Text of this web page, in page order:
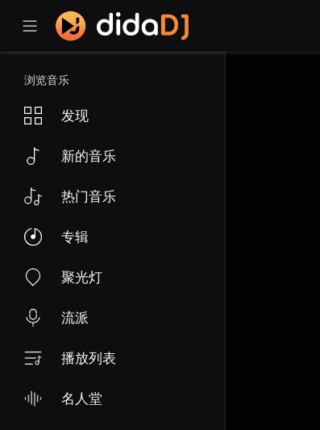
浏览音乐
发现
新的音乐
热门音乐
专辑
聚光灯
流派
播放列表
名人堂